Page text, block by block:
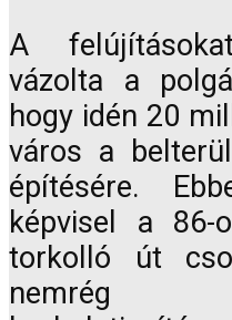
A
vázolta a
hogy idén 20
város a
építésére.
képvisel a 86-
torkolló út
nemrég